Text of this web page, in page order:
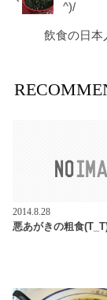
^)/
飲食の日本
2014.8.28
悪あがきの粗食